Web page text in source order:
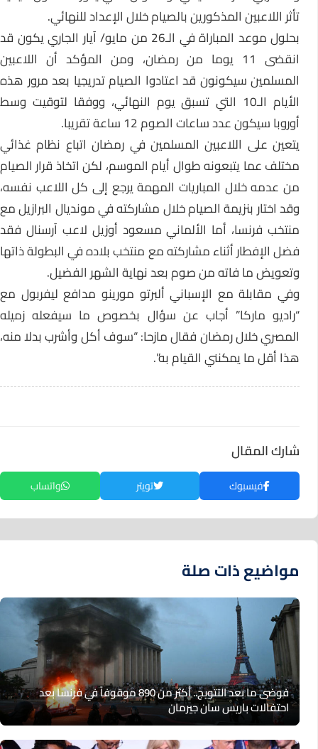
تأثر اللاعبين المذكورين بالصيام خلال الإعداد للنهائي.
بحلول موعد المباراة في الـ26 من مايو/ آيار الجاري يكون قد
انقضى 11 يوما من رمضان، ومن المؤكد أن اللاعبين
المسلمين سيكونون قد اعتادوا الصيام تدريجيا بعد مرور هذه
الأيام الـ10 التي تسبق يوم النهائي، ووفقا لتوقيت وسط
أوروبا سيكون عدد ساعات الصوم 12 ساعة تقريبا.
يتعين على اللاعبين المسلمين في رمضان اتباع نظام غذائي
مختلف عما يتبعونه طوال أيام الموسم، لكن اتخاذ قرار الصيام
من عدمه خلال المباريات المهمة يرجع إلى كل اللاعب نفسه،
وقد اختار بنزيمة الصيام خلال مشاركته في مونديال البرازيل مع
منتخب فرنسا، أما الألماني مسعود أوزيل لاعب آرسنال فقد
فضل الإفطار أثناء مشاركته مع منتخب بلاده في البطولة ذاتها
وتعويض ما فاته من صوم بعد نهاية الشهر الفضيل.
وفي مقابلة مع الإسباني ألبرتو مورينو مدافع ليفربول مع
“راديو ماركا” أجاب عن سؤال بخصوص ما سيفعله زميله
المصري خلال رمضان فقال مازحا: “سوف أكل وأشرب بدلا منه،
هذا أقل ما يمكنني القيام به”.
شارك المقال
فيسبوك تويتر واتساب
مواضيع ذات صلة
فوضى ما بعد التتويج.. أكثر من 890 موقوفاً في فرنسا بعد
احتفالات باريس سان جيرمان